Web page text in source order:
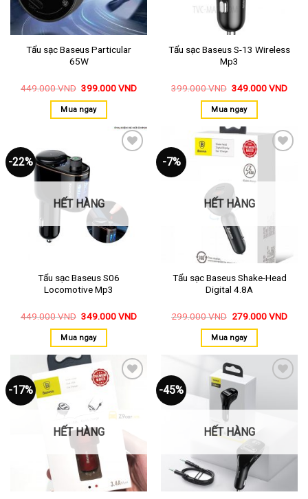
Tẩu sạc Baseus Particular
65W
449.000VND 399.000VND
Mua ngay
Tẩu sạc Baseus S-13 Wireless
Mp3
399.000VND 349.000VND
Mua ngay
-22%
HẾT HÀNG
Tẩu sạc Baseus S06
Locomotive Mp3
449.000VND 349.000VND
Mua ngay
-7%
yêu
HẾT HÀNG
Tẩu sạc Baseus Shake-Head
Digital 4.8A
299.000VND 279.000VND
Mua ngay
-17%
thích
HẾT HÀNG
-45%
yêu
HẾT HÀNG